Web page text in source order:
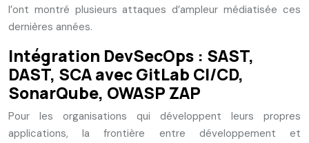
l’ont montré plusieurs attaques d’ampleur médiatisée ces
dernières années.
Intégration DevSecOps : SAST,
DAST, SCA avec GitLab CI/CD,
SonarQube, OWASP ZAP
Pour les organisations qui développent leurs propres
applications, la frontière entre développement et